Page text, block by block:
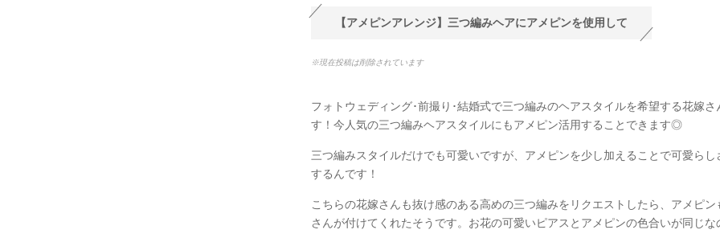
【アメピンアレンジ】三つ編みヘアにアメピンを使用して
※現在投稿は削除されています
フォトウェディング･前撮り･結婚式で三つ編みのヘアスタイルを希望する花嫁さ
す！今人気の三つ編みヘアスタイルにもアメピン活用することできます◎
三つ編みスタイルだけでも可愛いですが、アメピンを少し加えることで可愛らし
するんです！
こちらの花嫁さんも抜け感のある高めの三つ編みをリクエストしたら、アメピン
さんが付けてくれたそうです。お花の可愛いピアスとアメピンの色合いが同じな